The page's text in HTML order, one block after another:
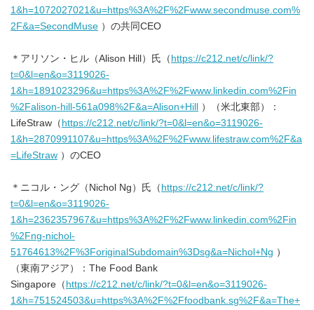
1&h=1072027021&u=https%3A%2F%2Fwww.secondmuse.com%
2F&a=SecondMuse ）の共同CEO
＊アリソン・ヒル（Alison Hill）氏（ https://c212.net/c/link/?
t=0&l=en&o=3119026-
1&h=1891023296&u=https%3A%2F%2Fwww.linkedin.com%2Fin
%2Falison-hill-561a098%2F&a=Alison+Hill
）（米北東部）：
LifeStraw（ https://c212.net/c/link/?t=0&l=en&o=3119026-
1&h=2870991107&u=https%3A%2F%2Fwww.lifestraw.com%2F&a
=LifeStraw ）のCEO
＊ニコル・ング（Nichol Ng）氏（ https://c212.net/c/link/?
t=0&l=en&o=3119026-
1&h=2362357967&u=https%3A%2F%2Fwww.linkedin.com%2Fin
%2Fng-nichol-
51764613%2F%3ForiginalSubdomain%3Dsg&a=Nichol+Ng ）
（東南アジア）：The Food Bank
Singapore（ https://c212.net/c/link/?t=0&l=en&o=3119026-
1&h=751524503&u=https%3A%2F%2Ffoodbank.sg%2F&a=The+